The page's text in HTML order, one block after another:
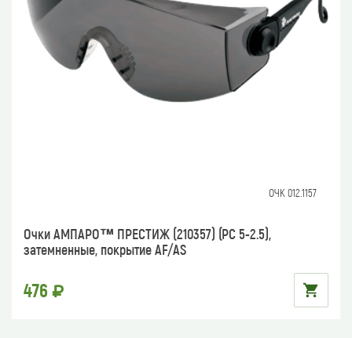
ОЧК 012.1157
Очки АМПАРО™ ПРЕСТИЖ (210357) (РС 5-2.5),
затемненные, покрытие AF/AS
476